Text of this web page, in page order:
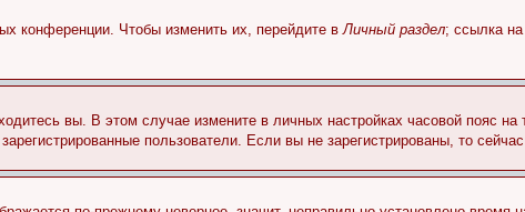
конференции. Чтобы изменить их, перейдите вЛичный раздел; ссылка
вы. В этом случае измените в личных настройках часовой пояс на
пользователи. Если вы не зарегистрированы, то